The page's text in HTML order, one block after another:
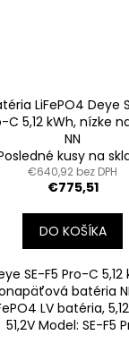
LiFePO4 Deye
C 5,12 kWh, nízke
NN
kusy na
€640,92 bez DPH
€775,51
DO KOŠÍKA
SE-F5 Pro-C 5,12
batéria
LV batéria,
51,2V Model: SE-F5